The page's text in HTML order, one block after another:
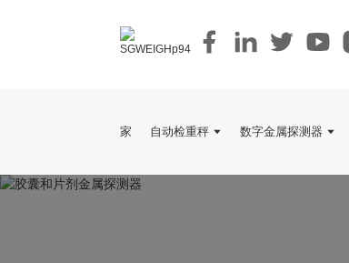
家 自动检重秤 数字金属探测器